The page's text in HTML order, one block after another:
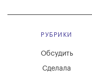
РУБРИКИ
Обсудить
Сделала